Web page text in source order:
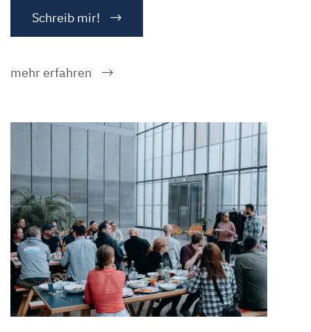
Schreib mir!
mehr erfahren